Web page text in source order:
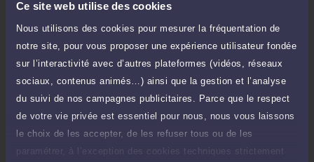
Ce site web utilise des cookies
Nous utilisons des cookies pour mesurer la fréquentation de
notre site, pour vous proposer une expérience utilisateur fondée
sur l’interactivité avec d’autres plateformes (vidéos, réseaux
sociaux, contenus animés…) ainsi que la gestion et l’analyse
du suivi de nos campagnes publicitaires. Parce que le respect
de votre vie privée est essentiel pour nous, nous vous laissons
le choix de les accepter, de les refuser tous ou de les
paramétrer, à l’exception des cookies techniques strictement
Etude de votre dossier + possibilité
d'ajout d'une pièce jointe
720 €
TTC
Consulter par écrit
Voir sa Grille indicative des Honoraires
Payer des honoraires ou une facture
Vous souhaitez payer une facture ou des
honoraires à l’avocat par Carte Bancaire.